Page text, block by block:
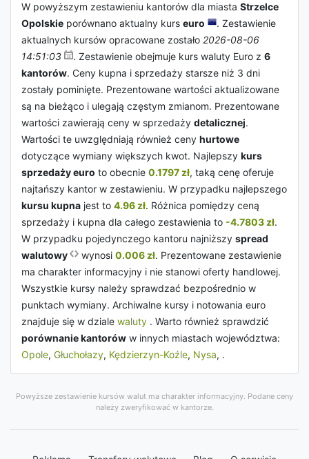
W powyższym zestawieniu kantorów dla miasta Strzelce
Opolskie porównano aktualny kurs euro
. Zestawienie
aktualnych kursów opracowane zostało 2026-08-06
14:51:03
. Zestawienie obejmuje kurs waluty Euro z 6
kantorów. Ceny kupna i sprzedaży starsze niż 3 dni
zostały pominięte. Prezentowane wartości aktualizowane
są na bieżąco i ulegają częstym zmianom. Prezentowane
wartości zawierają ceny w sprzedaży detalicznej.
Wartości te uwzględniają również ceny hurtowe
dotyczące wymiany większych kwot. Najlepszy kurs
sprzedaży euro to obecnie 0.1797 zł, taką cenę oferuje
najtańszy kantor w zestawieniu. W przypadku najlepszego
kursu kupna jest to 4.96 zł. Różnica pomiędzy ceną
sprzedaży i kupna dla całego zestawienia to -4.7803 zł.
W przypadku pojedynczego kantoru najniższy spread
walutowy
wynosi 0.006 zł. Prezentowane zestawienie
ma charakter informacyjny i nie stanowi oferty handlowej.
Wszystkie kursy należy sprawdzać bezpośrednio w
punktach wymiany. Archiwalne kursy i notowania euro
znajduje się w dziale waluty . Warto również sprawdzić
porównanie kantorów w innych miastach województwa:
Opole, Głuchołazy, Kędzierzyn-Koźle, Nysa, .
Powyższe zestawienie kursów walut ma charakter informacyjny. Podane ceny
należy zweryfikować w kantorze.